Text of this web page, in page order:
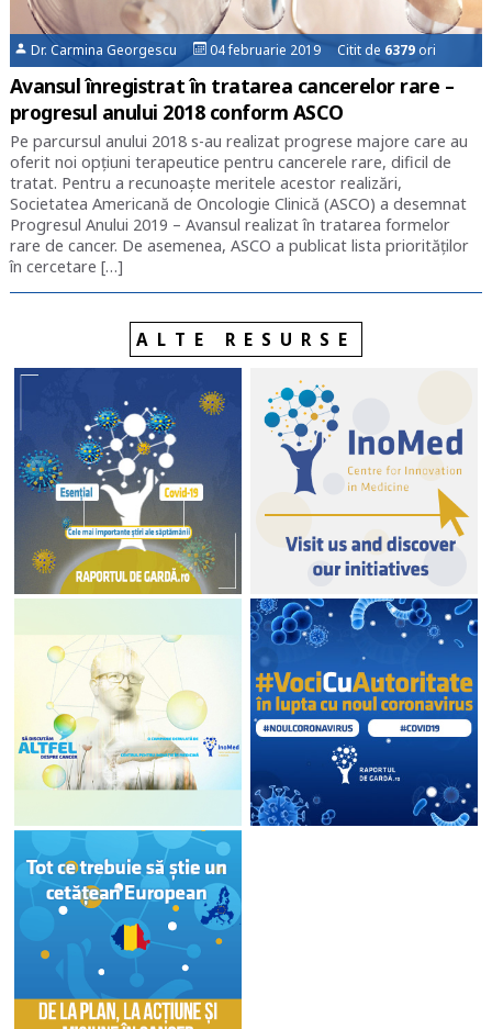
Dr. Carmina Georgescu 04 februarie 2019 Citit de 6379 ori
Avansul înregistrat în tratarea cancerelor rare –
progresul anului 2018 conform ASCO
Pe parcursul anului 2018 s-au realizat progrese majore care au
oferit noi opțiuni terapeutice pentru cancerele rare, dificil de
tratat. Pentru a recunoaște meritele acestor realizări,
Societatea Americană de Oncologie Clinică (ASCO) a desemnat
Progresul Anului 2019 – Avansul realizat în tratarea formelor
rare de cancer. De asemenea, ASCO a publicat lista priorităților
în cercetare […]
ALTE RESURSE